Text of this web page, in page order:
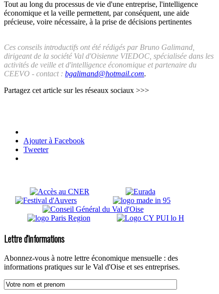
Tout au long du processus de vie d'une entreprise, l'intelligence
économique et la veille permettent, par conséquent, une aide
précieuse, voire nécessaire, à la prise de décisions pertinentes
Ces conseils introductifs ont été rédigés par Bruno Galimand,
dirigeant de la société Val d'Oisienne VIEDOC, spécialisée dans les
activités de veille et d'intelligence économique et partenaire du
CEEVO - contact : bgalimand@hotmail.com.
Partagez cet article sur les réseaux sociaux >>>
Ajouter à Facebook
Tweeter
Lettre d'informations
Abonnez-vous à notre lettre économique mensuelle : des
informations pratiques sur le Val d'Oise et ses entreprises.